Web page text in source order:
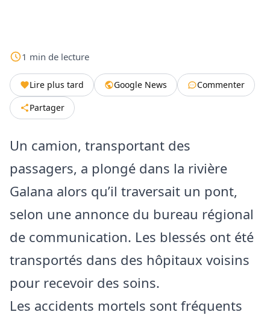
1 min de lecture
Lire plus tard Google News
Commenter
Partager
Un camion, transportant des
passagers, a plongé dans la rivière
Galana alors qu’il traversait un pont,
selon une annonce du bureau régional
de communication. Les blessés ont été
transportés dans des hôpitaux voisins
pour recevoir des soins.
Les accidents mortels sont fréquents